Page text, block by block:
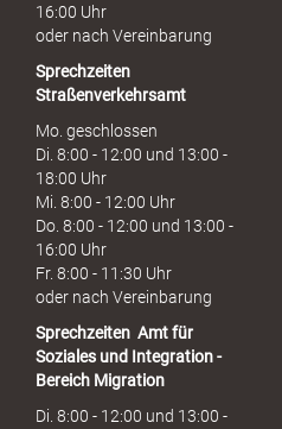
16:00 Uhr
oder nach Vereinbarung
Sprechzeiten
Straßenverkehrsamt
Mo. geschlossen
Di. 8:00 - 12:00 und 13:00 -
18:00 Uhr
Mi. 8:00 - 12:00 Uhr
Do. 8:00 - 12:00 und 13:00 -
16:00 Uhr
Fr. 8:00 - 11:30 Uhr
oder nach Vereinbarung
Sprechzeiten Amt für
Soziales und Integration -
Bereich Migration
Di. 8:00 - 12:00 und 13:00 -